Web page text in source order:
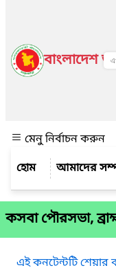
বাংলাদেশ
মেনু নির্বাচন করুন
আমাদের
কসবা পৌরসভা,
এই কনটেন্টটি